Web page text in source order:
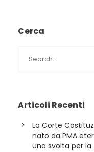
Cerca
Articoli Recenti
La Corte
nato da PMA
una svolta per